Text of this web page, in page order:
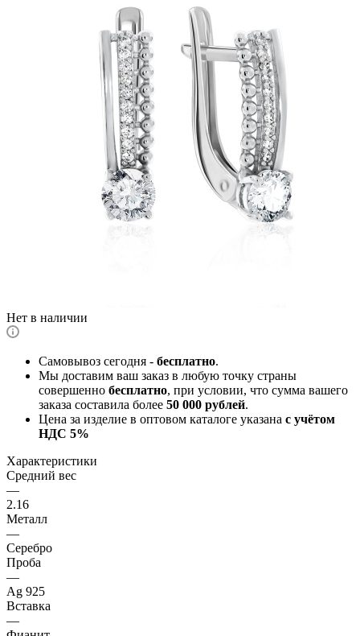
Нет в наличии
Самовывоз сегодня - бесплатно.
Мы доставим ваш заказ в любую точку страны
совершенно бесплатно, при условии, что сумма вашего
заказа составила более 50 000 рублей.
Цена за изделие в оптовом каталоге указана с учётом
НДС 5%
Характеристики
Средний вес
—
2.16
Металл
—
Серебро
Проба
—
Ag 925
Вставка
—